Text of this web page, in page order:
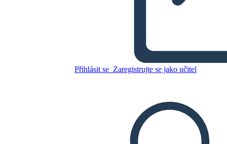
Přihlásit se Zaregistrujte se jako učitel
Zkopírujte tento scénář
VYTVOŘIT STORYBOARD
PŘEČTI MI